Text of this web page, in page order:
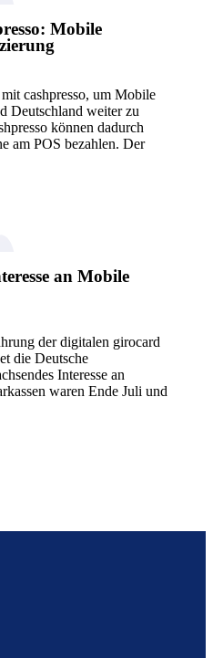
Mobile
cashpresso, um Mobile
Deutschland weiter zu
können dadurch
am POS bezahlen. Der
an Mobile
der digitalen girocard
die Deutsche
Interesse an
waren Ende Juli und